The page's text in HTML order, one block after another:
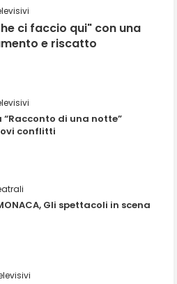
ci faccio qui" con una
e riscatto
“Racconto di una notte”
conflitti
MONACA, Gli spettacoli in scena